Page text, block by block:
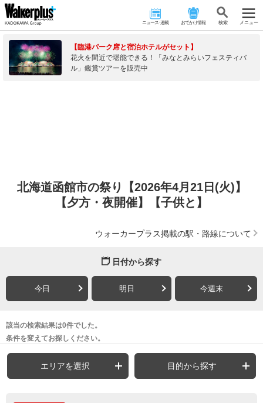
ニュース･連載 おでかけ情報 検 索 メニュー
【臨港パーク席と宿泊ホテルがセット】
花火を間近で堪能できる！「みなとみらいフェスティバ
ル」鑑賞ツアーを販売中
北海道函館市の祭り【2026年4月21日(火)】
【夕方・夜開催】【子供と】
ウォーカープラス掲載の駅・路線について
日付から探す
今日 明日 今週末
該当の検索結果は0件でした。
条件を変えてお探しください。
エリアを選択 目的から探す